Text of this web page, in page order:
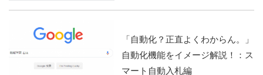
「自動化？正直よくわからん。」
自動化機能をイメージ解説！：ス
マート自動入札編